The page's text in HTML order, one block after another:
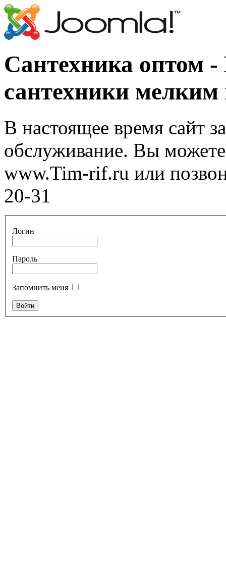
Сантехника оптом
сантехники
В настоящее время сайт
обслуживание. Вы можете
www.Tim-rif.ru или
20-31
Логин
Пароль
Запомнить меня